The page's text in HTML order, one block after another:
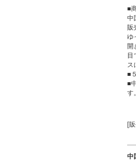
■
中
販
ゆ
開
目
ス
■
■
す
[
中